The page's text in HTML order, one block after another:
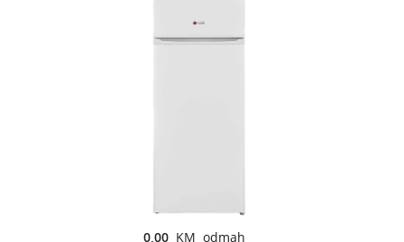
0,00 KM odmah